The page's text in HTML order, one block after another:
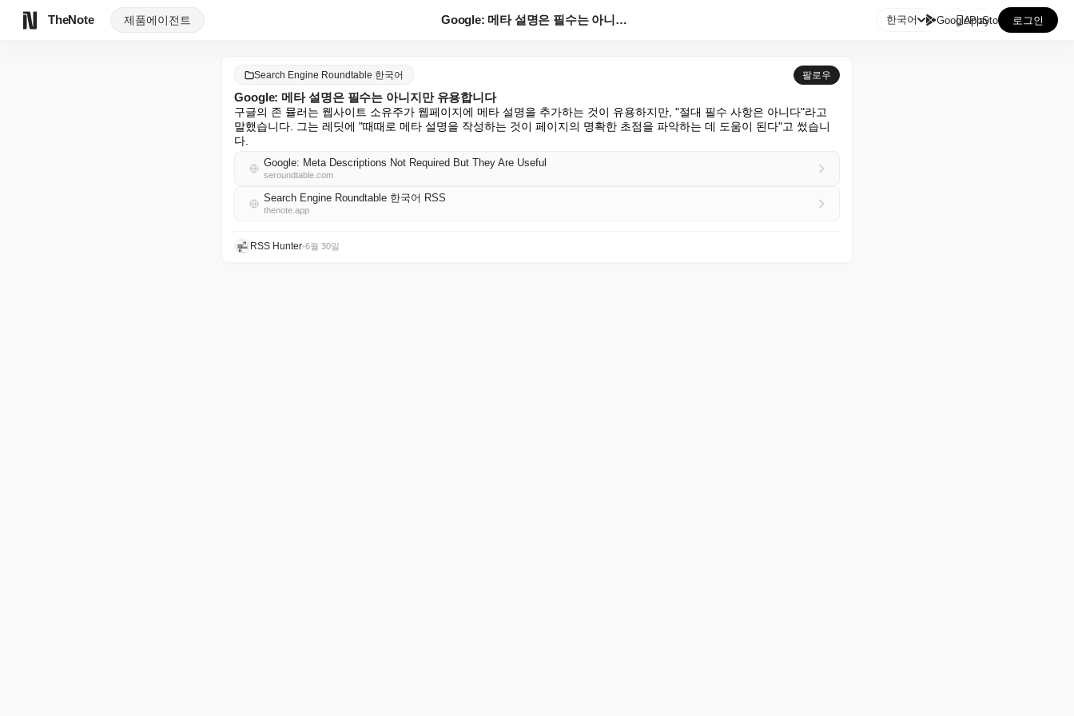
TheNote 제품에이전트 Google: 메타 설명은 필수는 아니지만 유용합니다 한국어 GooglePlay
AppStore 로그인
Search Engine Roundtable 한국어 팔로우
Google: 메타 설명은 필수는 아니지만 유용합니다
구글의 존 뮬러는 웹사이트 소유주가 웹페이지에 메타 설명을 추가하는 것이 유용하지만, "절대 필수 사항은 아니다"라고
말했습니다. 그는 레딧에 "때때로 메타 설명을 작성하는 것이 페이지의 명확한 초점을 파악하는 데 도움이 된다"고 썼습니
다.
Google: Meta Descriptions Not Required But They Are Useful
seroundtable.com
Search Engine Roundtable 한국어 RSS
thenote.app
RSS Hunter•6월 30일